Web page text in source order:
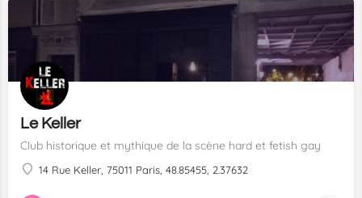
Le Keller
Club historique et mythique de la scène hard et fetish gay
14 Rue Keller, 75011 Paris, 48.85455, 2.37632